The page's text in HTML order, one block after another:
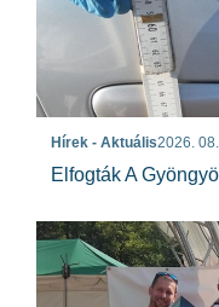
Hírek - Aktuális2026.
Elfogták A